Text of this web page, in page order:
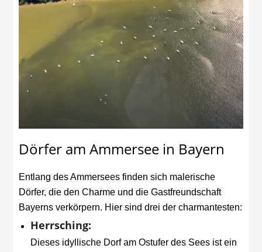
Dörfer am Ammersee in Bayern
Entlang des Ammersees finden sich malerische
Dörfer, die den Charme und die Gastfreundschaft
Bayerns verkörpern. Hier sind drei der charmantesten:
Herrsching:
Dieses idyllische Dorf am Ostufer des Sees ist ein